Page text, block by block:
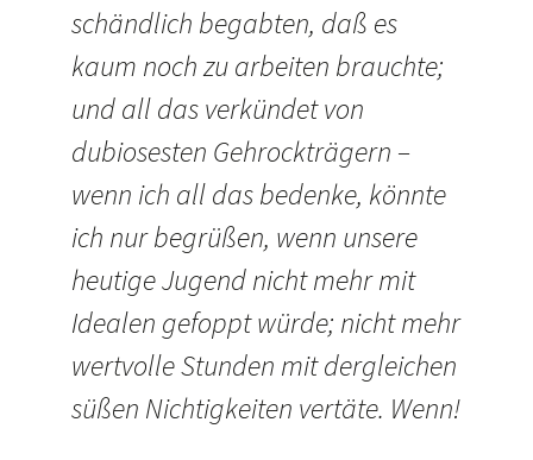
schändlich begabten, daß es
kaum noch zu arbeiten brauchte;
und all das verkündet von
dubiosesten Gehrockträgern –
wenn ich all das bedenke, könnte
ich nur begrüßen, wenn unsere
heutige Jugend nicht mehr mit
Idealen gefoppt würde; nicht mehr
wertvolle Stunden mit dergleichen
süßen Nichtigkeiten vertäte. Wenn!